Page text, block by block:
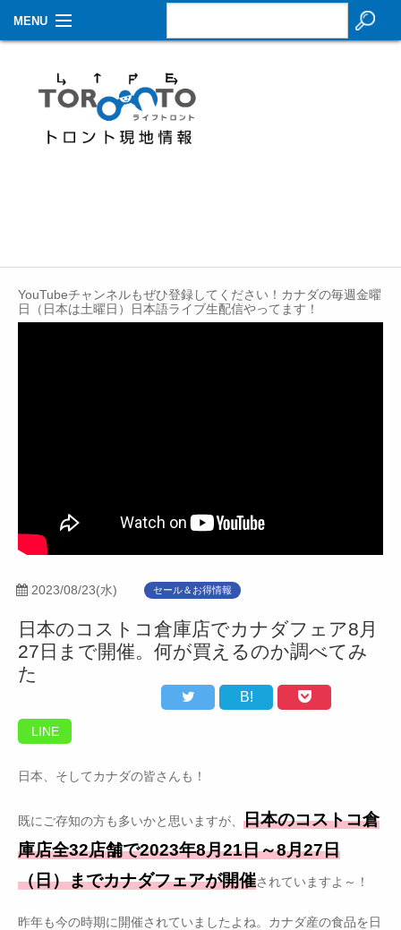
MENU
生活情報
その他
Contact
YouTubeチャンネルもぜひ登録してください！カナダの毎週金曜
日（日本は土曜日）日本語ライブ生配信やってます！
2023/08/23(水) セール＆お得情報
日本のコストコ倉庫店でカナダフェア8月
27日まで開催。何が買えるのか調べてみ
た
B!
LINE
日本、そしてカナダの皆さんも！
既にご存知の方も多いかと思いますが、 日本のコストコ倉
庫店全32店舗で2023年8月21日～8月27日
（日）までカナダフェアが開催されていますよ～！
昨年も今の時期に開催されていましたよね。カナダ産の食品を日